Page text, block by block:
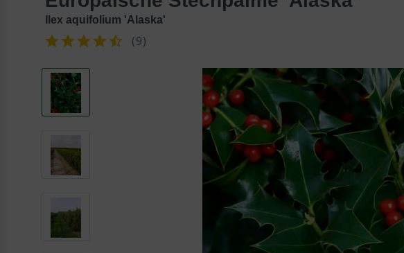
Ilex aquifolium 'Alaska'
(9)